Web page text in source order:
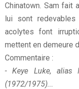
Chinatown. Sam fait
lui sont
acolytes font
mettent en demeure
Commentaire :
- Keye Luke, alias
(1972/1975)...